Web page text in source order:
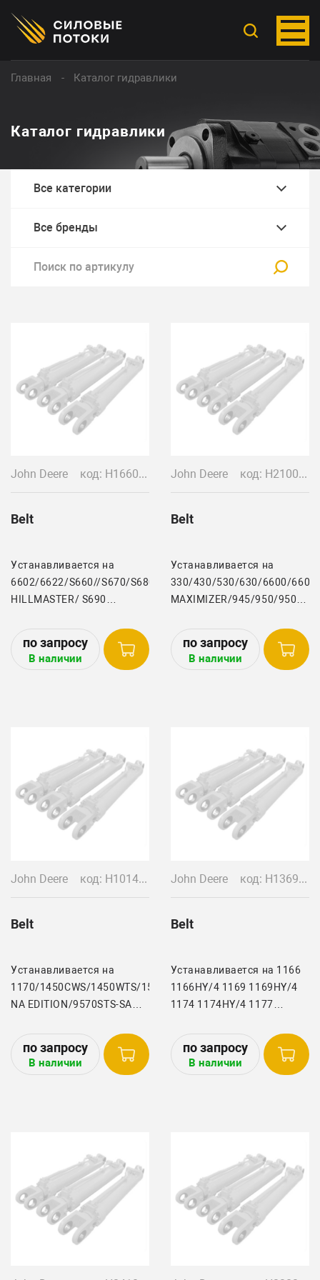
Главная Каталог гидравлики
Каталог гидравлики
John Deere код: H166077/H240972/H81524
Belt
Устанавливается на
6602/6622/S660//S670/S680/S680
HILLMASTER/ S690
STS/S685/ S690 /925
В наличии
John Deere код: H210001/H221324/H23950/Z20703
Belt
Устанавливается на
330/430/530/630/6600/660/
MAXIMIZER/945/950/9500
MAXIMIZER/9510
SH/9550/9550SH/9560/
MAXIMIZER/9610
В наличии
John Deere код: H101436/H138762/H141417/H168301/H80103/Z36499
Belt
Устанавливается на
1170/1450CWS/1450WTS/1550CWS/1550WTS/3300/4400/
NA EDITION/9570STS-SA
SA
EDITION/9650STS/9660STS/9670STS
(NA
SERIES/213/215/216/218/220/222/224/230/300SERIES/
RIGID & FLEX/900
SERIES/918 EUROPIAN/920
EUROPIAN/ 922 EUROPIAN
925 EUROPIAN
В наличии
John Deere код: H136963
Belt
Устанавливается на 1166
1166HY/4 1169 1169HY/4
1174 1174HY/4 1177
4435 4435HYDRO Header
John Deere: 200 SERIES900
RIGID & FLEX900 SERIES918
В наличии
Все категории
Все бренды